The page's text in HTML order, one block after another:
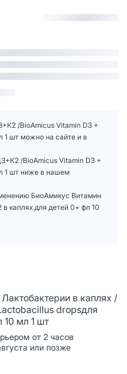
/BioAmicus Vitamin D3 +
1 шт можно на сайте и в
/BioAmicus Vitamin D3 +
1 шт ниже в нашем
БиоАмикус Витамин
каплях для детей 0+ фл 10
в каплях /
dropsдля
10 мл 1 шт
от 2 часов
или позже